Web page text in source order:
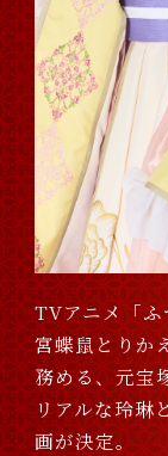
TVアニメ「
宮蝶鼠とりか
務める、元宝
リアルな玲琳
画が決定。